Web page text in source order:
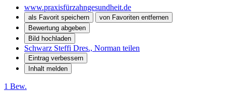
www.praxisfürzahngesundheit.de
als Favorit speichern
von Favoriten entfernen
Bewertung abgeben
Bild hochladen
Schwarz Steffi Dres., Norman teilen
Eintrag verbessern
Inhalt melden
1 Bew.